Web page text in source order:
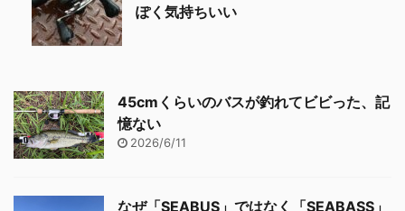
ぽく気持ちいい
45cmくらいのバスが釣れてビビった、記
憶ない
2026/6/11
なぜ「SEABUS」ではなく「SEABASS」